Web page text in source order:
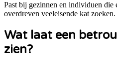
Past bij gezinnen en individuen die
overdreven veeleisende kat zoeken.
Wat laat een
zien?